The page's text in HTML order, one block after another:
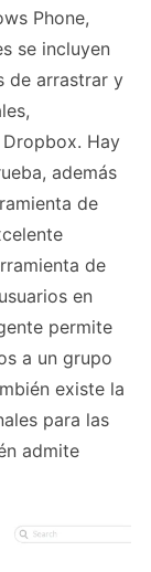
Phone,
se incluyen
de arrastrar y
Hay
además
de
de
en
permite
a un grupo
existe la
para las
admite